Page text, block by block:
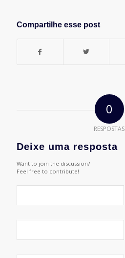
Compartilhe esse post
0
RESPOSTAS
Deixe uma resposta
Want to join the discussion?
Feel free to contribute!